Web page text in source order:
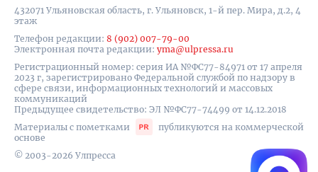
432071 Ульяновская область, г. Ульяновск, 1-й пер. Мира, д.2, 4
этаж
Телефон редакции: 8 (902) 007-79-00
Электронная почта редакции: yma@ulpressa.ru
Регистрационный номер: серия ИА №ФС77-84971 от 17 апреля
2023 г, зарегистрировано Федеральной службой по надзору в
сфере связи, информационных технологий и массовых
коммуникаций
Предыдущее свидетельство: ЭЛ №ФС77-74499 от 14.12.2018
Материалы с пометками
публикуются на коммерческой
основе
© 2003-2026 Улпресса